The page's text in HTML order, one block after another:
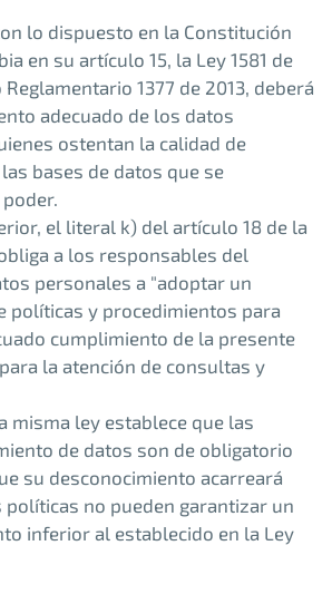
lo dispuesto en la Constitución
en su artículo 15, la Ley 1581 de
1377 de 2013, deberá
adecuado de los datos
ostentan la calidad de
bases de datos que se
el literal k) del artículo 18 de la
a los responsables del
personales a "adoptar un
políticas y procedimientos para
cumplimiento de la presente
la atención de consultas y
misma ley establece que las
de datos son de obligatorio
su desconocimiento acarreará
políticas no pueden garantizar un
inferior al establecido en la Ley